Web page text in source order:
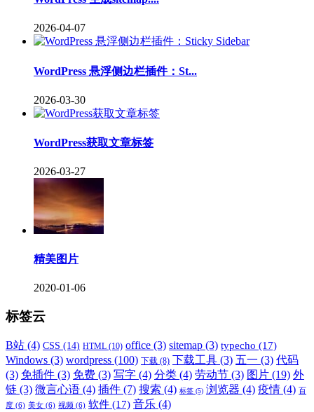
2026-04-07
WordPress 悬浮侧边栏插件：St...
2026-03-30
WordPress获取文章标签
2026-03-27
精美图片
2020-01-06
标签云
B站 (4) CSS (14) HTML (10) office (3) sitemap (3) typecho (17)
Windows (3) wordpress (100) 下载 (8) 下载工具 (3) 五一 (3) 代码
(3) 免插件 (3) 免费 (3) 写字 (4) 分类 (4) 劳动节 (3) 图片 (19) 外
链 (3) 微言心语 (4) 插件 (7) 搜索 (4) 标签 (5) 浏览器 (4) 疫情 (4) 百
度 (6) 美女 (6) 视频 (6) 软件 (17) 音乐 (4)